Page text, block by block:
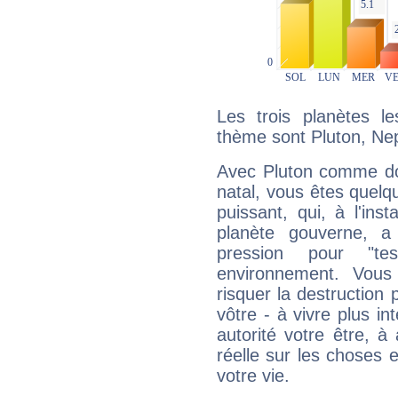
Les trois planètes
thème sont Pluton,
Avec Pluton comme
natal, vous êtes
puissant, qui, à
planète gouverne,
pression pour
environnement.
risquer la destruction
vôtre - à vivre plus
autorité votre être, à
réelle sur les choses
votre vie.